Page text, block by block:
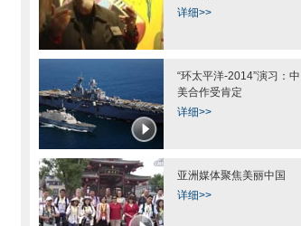
详细>>
“环太平洋-2014”演习：中
美合作受肯定
详细>>
亚洲媒体聚焦美丽中国
详细>>